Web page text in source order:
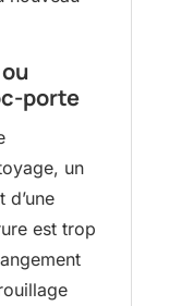
porte
un
est trop